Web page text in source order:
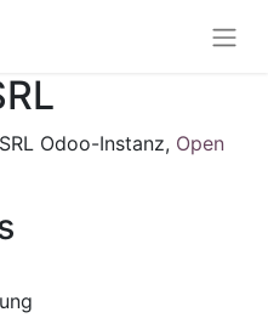
Odoo-Instanz, Open